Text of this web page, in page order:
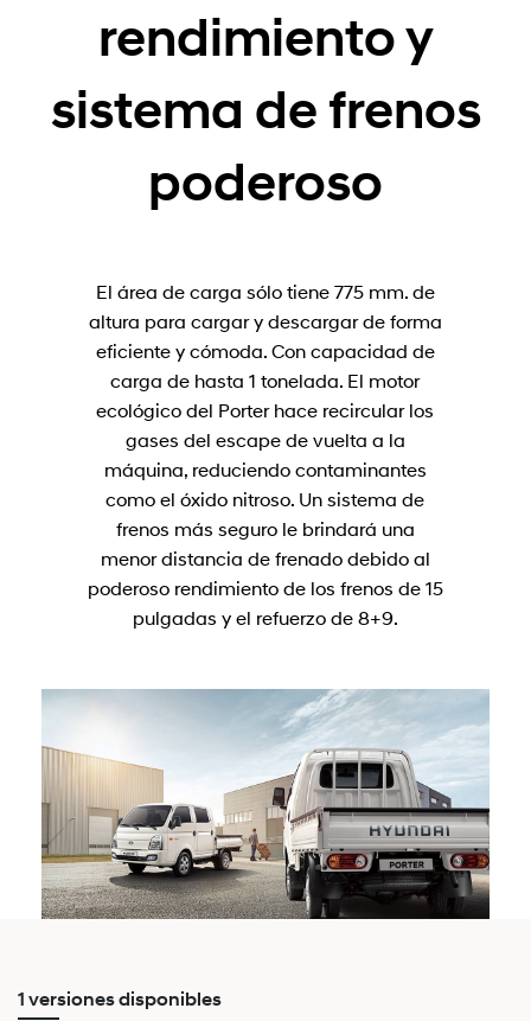
rendimiento y
sistema de frenos
poderoso
El área de carga sólo tiene 775 mm. de
altura para cargar y descargar de forma
eficiente y cómoda. Con capacidad de
carga de hasta 1 tonelada. El motor
ecológico del Porter hace recircular los
gases del escape de vuelta a la
máquina, reduciendo contaminantes
como el óxido nitroso. Un sistema de
frenos más seguro le brindará una
menor distancia de frenado debido al
poderoso rendimiento de los frenos de 15
pulgadas y el refuerzo de 8+9.
1 versiones disponibles